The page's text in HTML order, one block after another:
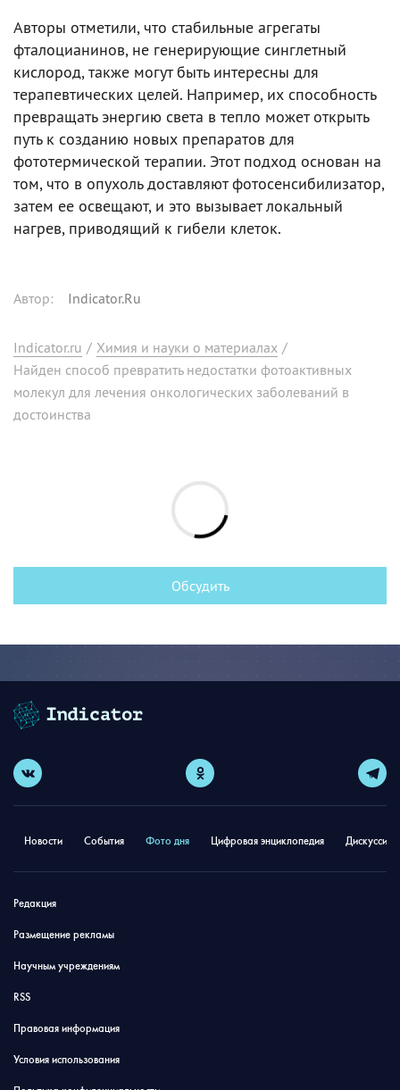
Авторы отметили, что стабильные агрегаты
фталоцианинов, не генерирующие синглетный
кислород, также могут быть интересны для
терапевтических целей. Например, их способность
превращать энергию света в тепло может открыть
путь к созданию новых препаратов для
фототермической терапии. Этот подход основан на
том, что в опухоль доставляют фотосенсибилизатор,
затем ее освещают, и это вызывает локальный
нагрев, приводящий к гибели клеток.
Автор: Indicator.Ru
Indicator.ru / Химия и науки о материалах /
Найден способ превратить недостатки фотоактивных
молекул для лечения онкологических заболеваний в
достоинства
Обсудить
Новости События Фото дня Цифровая энциклопедия
Редакция
Размещение рекламы
Научным учреждениям
RSS
Правовая информация
Условия использования